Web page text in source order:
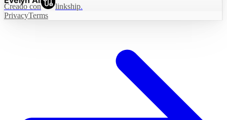
Creado con linkship.
PrivacyTerms